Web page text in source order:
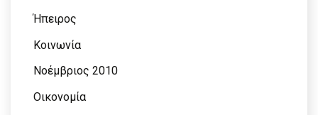
Ήπειρος
Κοινωνία
Νοέμβριος 2010
Οικονομία